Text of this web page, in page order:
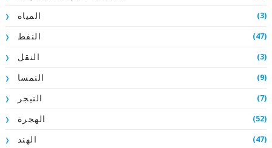
المياه (3)
النفط (47)
النقل (3)
النمسا (9)
النيجر (7)
الهجرة (52)
الهند (47)